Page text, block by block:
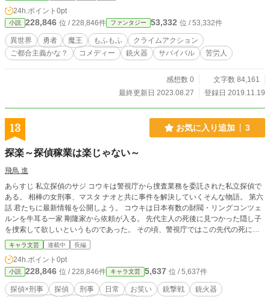
24h.ポイント 0pt
小説 228,846 位 / 228,846件 ファンタジー 53,332 位 / 53,332件
異世界 勇者 魔王 もふもふ
クライムアクション
ご都合主義かな？
コメディー 銃火器 サバイバル 苦労人
感想数 0
文字数 84,161
最終更新日 2023.08.27
登録日 2019.11.19
13 お気に入り追加 3
探楽～探偵稼業は楽じゃない～
飛鳥 進
あらすじ 私立探偵のサジ コウキは警視庁から捜査業務を委託された私立探偵で
ある。 相棒の女刑事、マスタ ナオと共に事件を解決していくそんな物語。 第六
話 君たちに最新情報を公開しよう。 コウキは日本有数の財閥・リングコンツェ
ルンを牛耳る一家 剛隆家から依頼が入る。 先代主人の死後に見つかった隠し子
を捜索して欲しいというものであった。 その頃、警視庁ではこの先代の死につ
いて不審な点が多く捜査を開始していた。 その捜査に乗り出したのが、ナオで
ある。 コウキとナオは、先代の主人の死の真実について解き明かすことができ
るのか？ 隠し子は見つかるのか！ ターゲット、ロックオン！！
キャラ文芸 連載中 長編
24h.ポイント 0pt
小説 228,846 位 / 228,846件 キャラ文芸 5,637 位 / 5,637件
探偵×刑事 探偵 刑事 日常 お笑い 銃撃戦
銃火器